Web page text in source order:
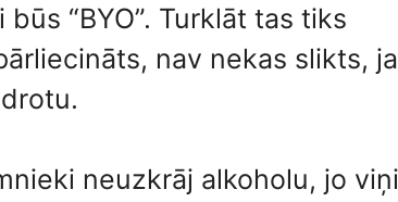
“BYO”. Turklāt tas tiks
nav nekas slikts, ja
neuzkrāj alkoholu, jo